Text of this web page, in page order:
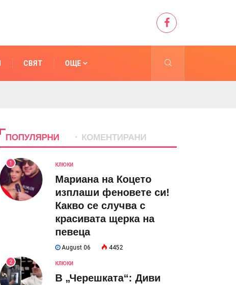
СВЯТ ОЩЕ
ПОПУЛЯРНИ КОМЕНТИРАНИ
1 КЛЮКИ
Мариана на Коцето
изплаши феновете си!
Какво се случва с
красивата щерка на
певеца
August 06 4452
2 КЛЮКИ
В „Черешката“: Диви